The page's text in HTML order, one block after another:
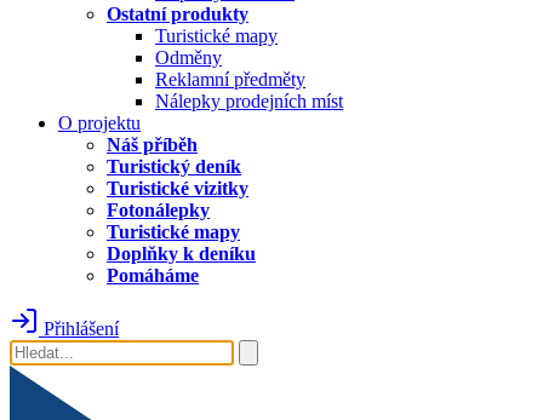
Ostatní produkty
Turistické mapy
Odměny
Reklamní předměty
Nálepky prodejních míst
O projektu
Náš příběh
Turistický deník
Turistické vizitky
Fotonálepky
Turistické mapy
Doplňky k deníku
Pomáháme
Přihlášení